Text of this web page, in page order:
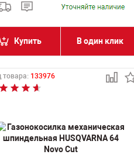
Купить В один клик
товара: 133976